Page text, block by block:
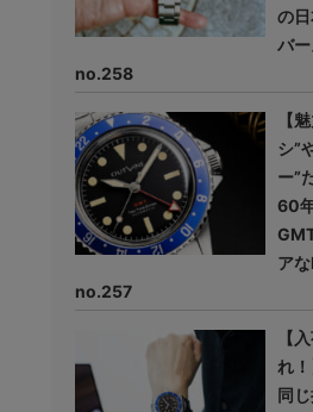
の
バー
no.258
【
シ”
ー”
60
ア
no.257
【
れ
同